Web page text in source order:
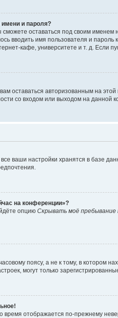
имени и пароля?
сможете оставаться под своим именем
вводить имя пользователя и
кафе, университете и т. д. Если
оставаться авторизованным на
со входом или выходом на данной
ваши настройки хранятся в базе
на конференции»?
опцию Скрывать моё пребывание
поясу, а не к тому, в котором
могут только
время отображается по-прежнему